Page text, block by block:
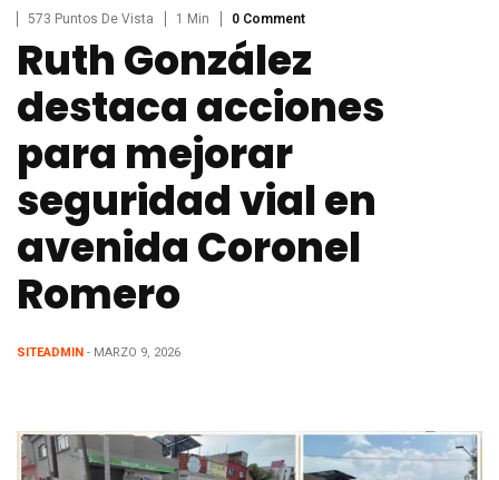
573 Puntos De Vista 1 Min 0 Comment
Ruth González
destaca acciones
para mejorar
seguridad vial en
avenida Coronel
Romero
SITEADMIN - MARZO 9, 2026